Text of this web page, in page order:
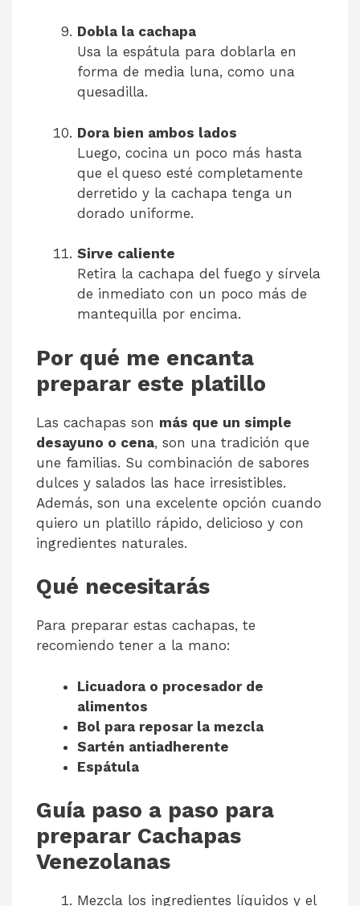
Dobla la cachapa
Usa la espátula para doblarla en
forma de media luna, como una
quesadilla.
Dora bien ambos lados
Luego, cocina un poco más hasta
que el queso esté completamente
derretido y la cachapa tenga un
dorado uniforme.
Sirve caliente
Retira la cachapa del fuego y sírvela
de inmediato con un poco más de
mantequilla por encima.
Por qué me encanta
preparar este platillo
Las cachapas son más que un simple
desayuno o cena, son una tradición que
une familias. Su combinación de sabores
dulces y salados las hace irresistibles.
Además, son una excelente opción cuando
quiero un platillo rápido, delicioso y con
ingredientes naturales.
Qué necesitarás
Para preparar estas cachapas, te
recomiendo tener a la mano:
Licuadora o procesador de
alimentos
Bol para reposar la mezcla
Sartén antiadherente
Espátula
Guía paso a paso para
preparar Cachapas
Venezolanas
Mezcla los ingredientes líquidos y el